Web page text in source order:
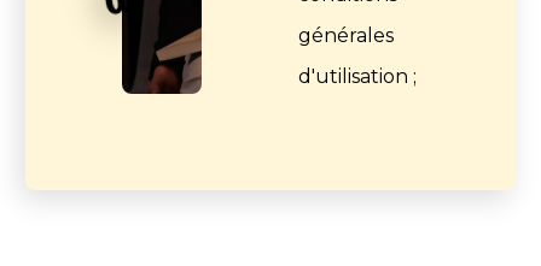
générales
d'utilisation ;
J'active